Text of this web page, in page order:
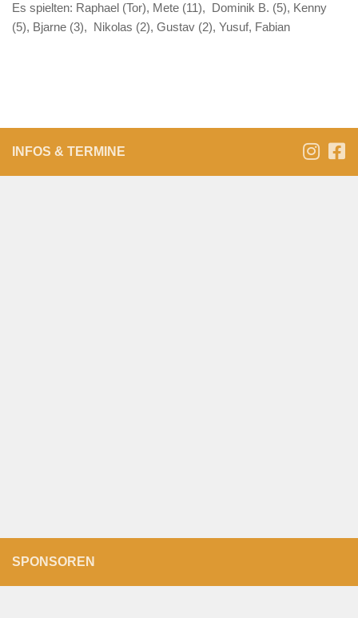
Es spielten: Raphael (Tor), Mete (11), Dominik B. (5), Kenny
(5), Bjarne (3), Nikolas (2), Gustav (2), Yusuf, Fabian
INFOS & TERMINE
SPONSOREN